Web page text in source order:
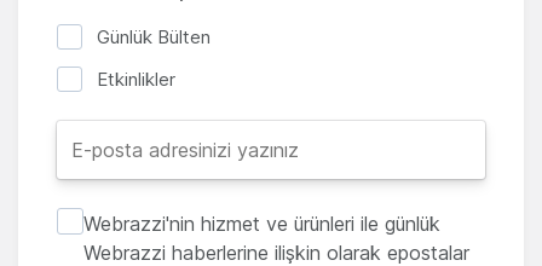
Günlük Bülten
Etkinlikler
Webrazzi'nin hizmet ve ürünleri ile günlük
Webrazzi haberlerine ilişkin olarak epostalar